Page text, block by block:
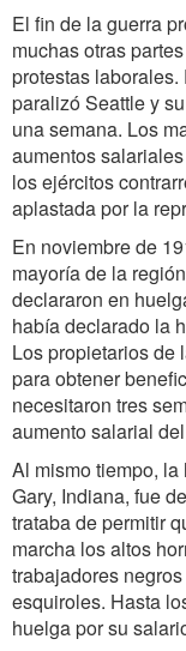
El fin de la guerra
muchas otras
protestas
paralizó Seattle y
una semana. Los
aumentos
los ejércitos
aplastada por la
En noviembre de
mayoría de la
declararon en
había declarado la
Los propietarios de
para obtener
necesitaron tres
aumento salarial
Al mismo tiempo,
Gary, Indiana, fue
trataba de permitir
marcha los altos
trabajadores
esquiroles. Hasta
huelga por su